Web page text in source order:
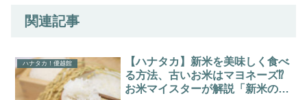
関連記事
ハナタカ！優越館
【ハナタカ】新米を美味しく食べ
る方法、古いお米はマヨネーズ⁉
お米マイスターが解説「新米のハ